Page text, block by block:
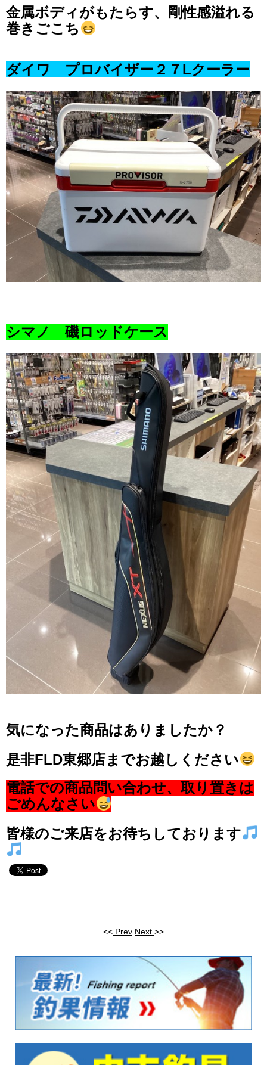
金属ボディがもたらす、剛性感溢れる
巻きごこち
ダイワ プロバイザー２７Lクーラー
シマノ 磯ロッドケース
気になった商品はありましたか？
是非FLD東郷店までお越しください
電話での商品問い合わせ、取り置きは
ごめんなさい
皆様のご来店をお待ちしております
<< Prev Next >>